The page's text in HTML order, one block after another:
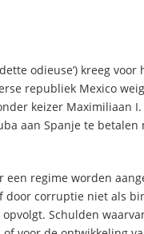
odieuse’) kreeg voor
republiek Mexico
keizer Maximiliaan
aan Spanje te
regime worden
corruptie niet als
Schulden